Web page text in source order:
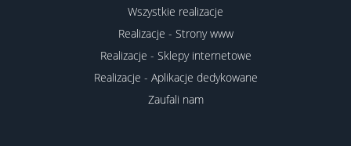
Wszystkie realizacje
Realizacje - Strony www
Realizacje - Sklepy internetowe
Realizacje - Aplikacje dedykowane
Zaufali nam